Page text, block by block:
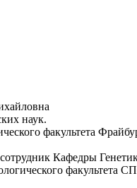
наук.
факультета
Кафедры
факультета